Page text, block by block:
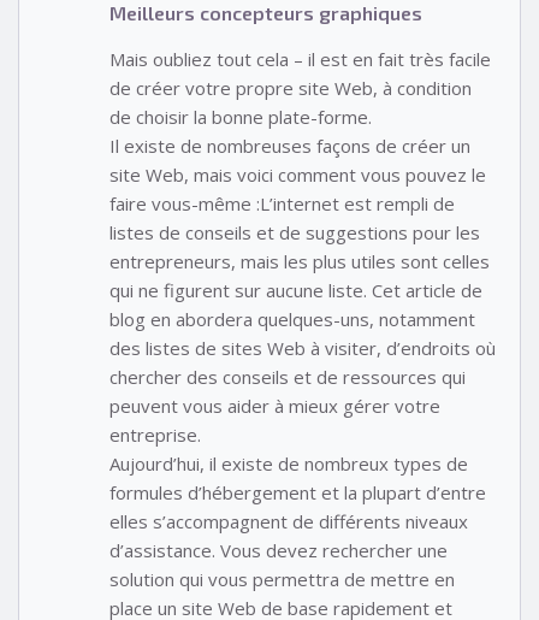
Meilleurs concepteurs graphiques
Mais oubliez tout cela – il est en fait très facile
de créer votre propre site Web, à condition
de choisir la bonne plate-forme.
Il existe de nombreuses façons de créer un
site Web, mais voici comment vous pouvez le
faire vous-même :L’internet est rempli de
listes de conseils et de suggestions pour les
entrepreneurs, mais les plus utiles sont celles
qui ne figurent sur aucune liste. Cet article de
blog en abordera quelques-uns, notamment
des listes de sites Web à visiter, d’endroits où
chercher des conseils et de ressources qui
peuvent vous aider à mieux gérer votre
entreprise.
Aujourd’hui, il existe de nombreux types de
formules d’hébergement et la plupart d’entre
elles s’accompagnent de différents niveaux
d’assistance. Vous devez rechercher une
solution qui vous permettra de mettre en
place un site Web de base rapidement et